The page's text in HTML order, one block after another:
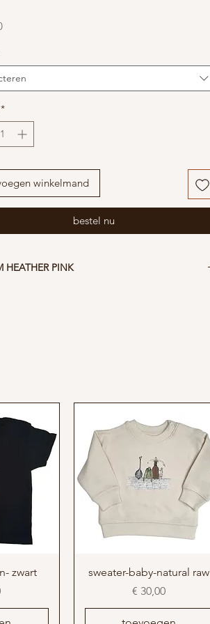
Prijs
*
winkelmand
bestel nu
HEATHER PINK
zwart
sweater-baby-natural raw
Prijs
€ 30,00